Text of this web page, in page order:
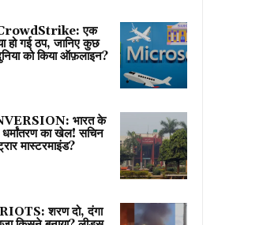
एक
हो गई ठप, जानिए कुछ
को किया ऑफ़लाइन?
भारत के
धर्मांतरण का खेल! सचिन
मास्टरमाइंड?
शरण दो, दंगा